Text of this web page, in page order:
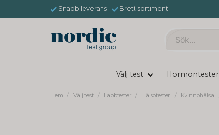
Snabb leverans Brett sortiment
Välj test Hormontester
Hem Välj test Labbtester Hälsotester Kvinnohälsa